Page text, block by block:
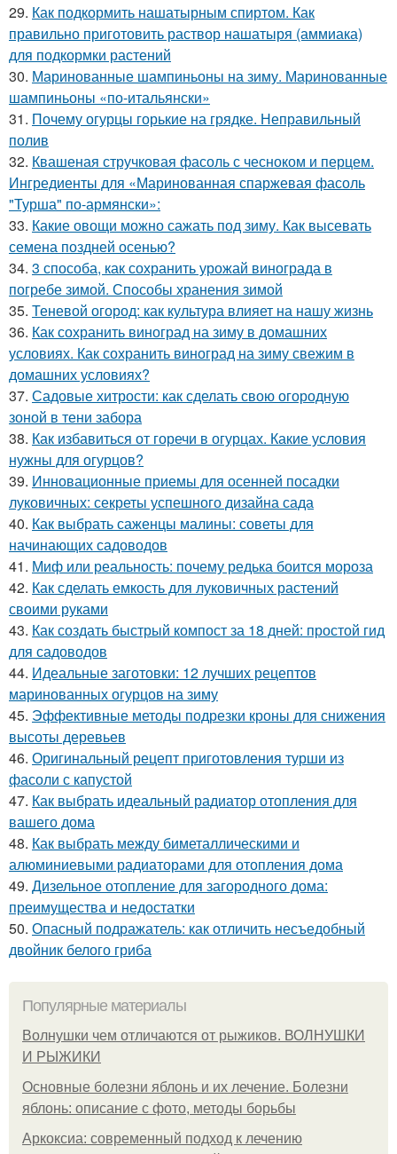
29. Как подкормить нашатырным спиртом. Как
правильно приготовить раствор нашатыря (аммиака)
для подкормки растений
30. Маринованные шампиньоны на зиму. Маринованные
шампиньоны «по-итальянски»
31. Почему огурцы горькие на грядке. Неправильный
полив
32. Квашеная стручковая фасоль с чесноком и перцем.
Ингредиенты для «Маринованная спаржевая фасоль
"Турша" по-армянски»:
33. Какие овощи можно сажать под зиму. Как высевать
семена поздней осенью?
34. 3 способа, как сохранить урожай винограда в
погребе зимой. Способы хранения зимой
35. Теневой огород: как культура влияет на нашу жизнь
36. Как сохранить виноград на зиму в домашних
условиях. Как сохранить виноград на зиму свежим в
домашних условиях?
37. Садовые хитрости: как сделать свою огородную
зоной в тени забора
38. Как избавиться от горечи в огурцах. Какие условия
нужны для огурцов?
39. Инновационные приемы для осенней посадки
луковичных: секреты успешного дизайна сада
40. Как выбрать саженцы малины: советы для
начинающих садоводов
41. Миф или реальность: почему редька боится мороза
42. Как сделать емкость для луковичных растений
своими руками
43. Как создать быстрый компост за 18 дней: простой гид
для садоводов
44. Идеальные заготовки: 12 лучших рецептов
маринованных огурцов на зиму
45. Эффективные методы подрезки кроны для снижения
высоты деревьев
46. Оригинальный рецепт приготовления турши из
фасоли с капустой
47. Как выбрать идеальный радиатор отопления для
вашего дома
48. Как выбрать между биметаллическими и
алюминиевыми радиаторами для отопления дома
49. Дизельное отопление для загородного дома:
преимущества и недостатки
50. Опасный подражатель: как отличить несъедобный
двойник белого гриба
Популярные материалы
Волнушки чем отличаются от рыжиков. ВОЛНУШКИ
И РЫЖИКИ
Основные болезни яблонь и их лечение. Болезни
яблонь: описание с фото, методы борьбы
Аркоксиа: современный подход к лечению